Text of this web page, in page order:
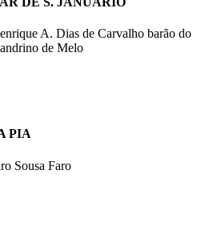
A. Dias de Carvalho barão do
de Melo
PIA
Sousa Faro